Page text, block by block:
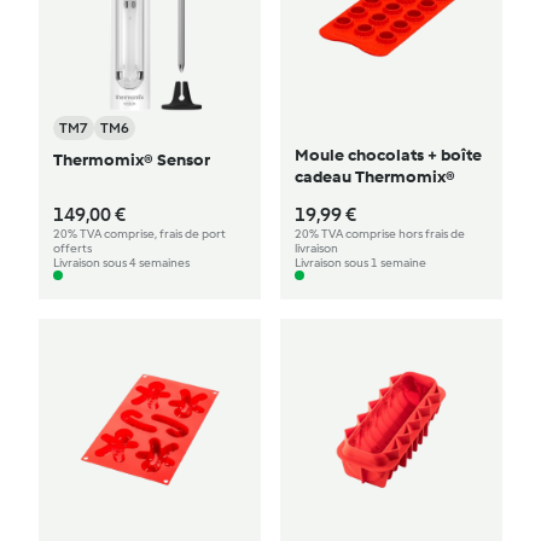
TM7 TM6
Thermomix® Sensor
149,00 €
20% TVA comprise, frais de port
offerts
Livraison sous 4 semaines
Moule chocolats + boîte
cadeau Thermomix®
19,99 €
20% TVA comprise hors frais de
livraison
Livraison sous 1 semaine